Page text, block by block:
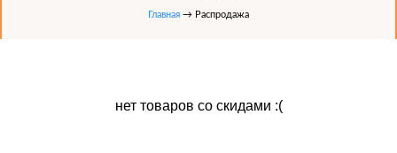
Главная → Распродажа
нет товаров со скидами :(